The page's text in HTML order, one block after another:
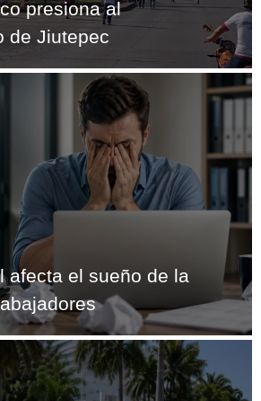
presiona al
de Jiutepec
afecta el sueño de la